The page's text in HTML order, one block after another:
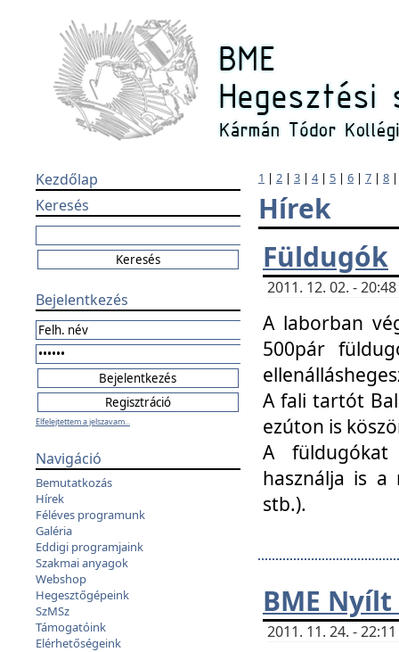
Kezdőlap
Keresés
Bejelentkezés
Elfelejtettem a jelszavam...
Navigáció
Bemutatkozás
Hírek
Féléves programunk
Galéria
Eddigi programjaink
Szakmai anyagok
Webshop
Hegesztőgépeink
SzMSz
Támogatóink
Elérhetőségeink
1 | 2 | 3 | 4| 5 | 6 | 7 | 8
Hírek
Füldugók
2011. 12. 02. -
A laborban
500pár
A fali tartót
ezúton is
A füldugókat
használja is a
stb.).
BME
2011. 11. 24. -